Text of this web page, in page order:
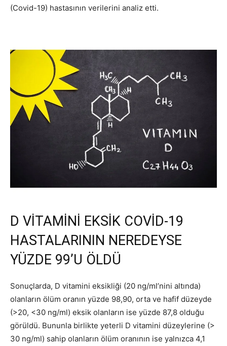
(Covid-19) hastasının verilerini analiz etti.
D VİTAMİNİ EKSİK COVİD-19
HASTALARININ NEREDEYSE
YÜZDE 99’U ÖLDÜ
Sonuçlarda, D vitamini eksikliği (20 ng/ml’nini altında)
olanların ölüm oranın yüzde 98,90, orta ve hafif düzeyde
(>20, <30 ng/ml) eksik olanların ise yüzde 87,8 olduğu
görüldü. Bununla birlikte yeterli D vitamini düzeylerine (>
30 ng/ml) sahip olanların ölüm oranının ise yalnızca 4,1